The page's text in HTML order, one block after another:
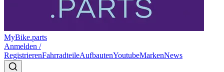
MyBike.parts
Anmelden /
RegistrierenFahrradteileAufbautenYoutubeMarkenNews